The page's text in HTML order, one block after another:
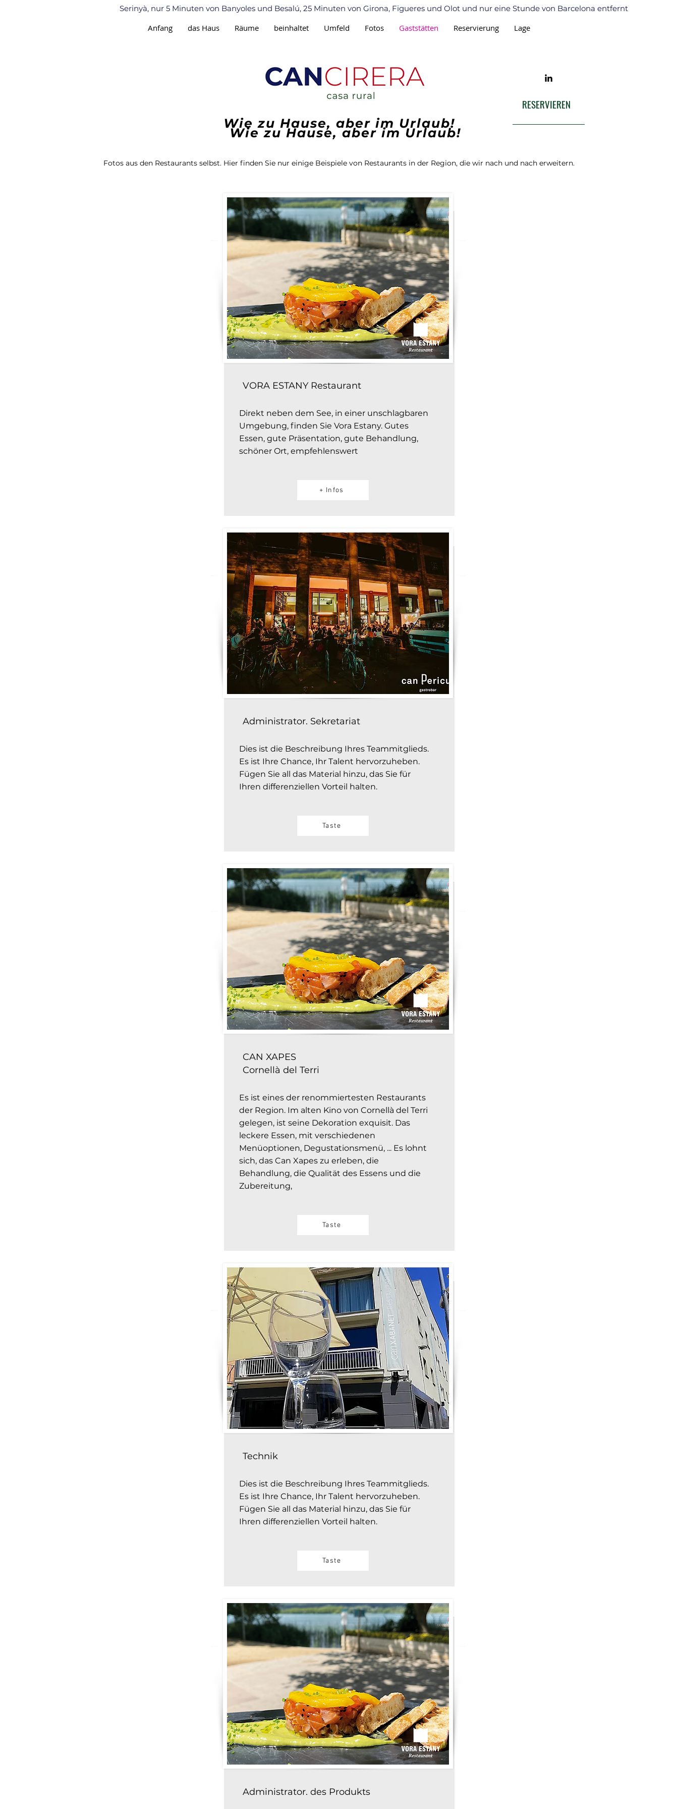
Serinyà, nur 5 Minuten von Banyoles und Besalú, 25 Minuten von Girona, Figueres und Olot und nur eine Stunde von Barcelona entfernt
Anfang das Haus Räume beinhaltet Umfeld Fotos Gaststätten Reservierung Lage
RESERVIEREN
Wie zu Hause, aber im Urlaub!
Wie zu Hause, aber im Urlaub!
Fotos aus den Restaurants selbst. Hier finden Sie nur einige Beispiele von Restaurants in der Region, die wir nach und nach erweitern.
VORA ESTANY Restaurant
Direkt neben dem See, in einer unschlagbaren
Umgebung, finden Sie Vora Estany. Gutes
Essen, gute Präsentation, gute Behandlung,
schöner Ort, empfehlenswert
+ Infos
Administrator. Sekretariat
Dies ist die Beschreibung Ihres Teammitglieds.
Es ist Ihre Chance, Ihr Talent hervorzuheben.
Fügen Sie all das Material hinzu, das Sie für
Ihren differenziellen Vorteil halten.
Taste
CAN XAPES
Cornellà del Terri
Es ist eines der renommiertesten Restaurants
der Region. Im alten Kino von Cornellà del Terri
gelegen, ist seine Dekoration exquisit. Das
leckere Essen, mit verschiedenen
Menüoptionen, Degustationsmenü, ... Es lohnt
sich, das Can Xapes zu erleben, die
Behandlung, die Qualität des Essens und die
Zubereitung,
Taste
Technik
Dies ist die Beschreibung Ihres Teammitglieds.
Es ist Ihre Chance, Ihr Talent hervorzuheben.
Fügen Sie all das Material hinzu, das Sie für
Ihren differenziellen Vorteil halten.
Taste
Administrator. des Produkts